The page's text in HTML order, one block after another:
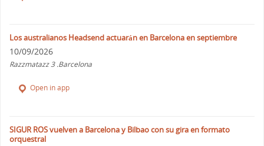
Los australianos Headsend actuarán en Barcelona en septiembre
10/09/2026
Razzmatazz 3 .Barcelona
Open in app
SIGUR ROS vuelven a Barcelona y Bilbao con su gira en formato
orquestral